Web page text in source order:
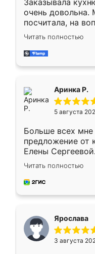
Заказывала
очень
посчитала, на
Замерщик
делу со всей
за день, ребята
Читать полностью
Аринка Р.
5 августа
Больше всех мне
предложение от
Елены
короткие сроки
для замера
предложил по
Читать полностью
Ярослава
3 августа